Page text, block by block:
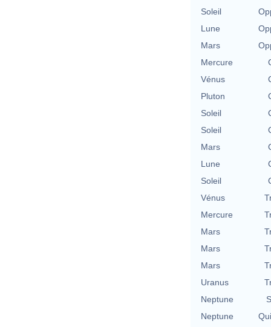
Soleil
Lune
Mars
Mercure
Vénus
Pluton
Soleil
Soleil
Mars
Lune
Soleil
Vénus
Mercure
Mars
Mars
Mars
Uranus
Neptune
Neptune